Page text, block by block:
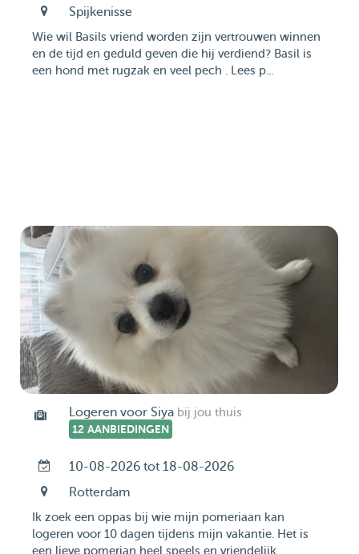
Spijkenisse
Wie wil Basils vriend worden zijn vertrouwen winnen
en de tijd en geduld geven die hij verdiend? Basil is
een hond met rugzak en veel pech . Lees p...
Logeren voor Siya bij jou thuis
12 AANBIEDINGEN
10-08-2026 tot 18-08-2026
Rotterdam
Ik zoek een oppas bij wie mijn pomeriaan kan
logeren voor 10 dagen tijdens mijn vakantie. Het is
een lieve pomerian heel speels en vriendelijk. ...